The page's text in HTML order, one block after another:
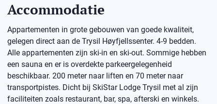
Accommodatie
Appartementen in grote gebouwen van goede kwaliteit,
gelegen direct aan de Trysil Høyfjellssenter. 4-9 bedden.
Alle appartementen zijn ski-in en ski-out. Sommige hebben
een sauna en er is overdekte parkeergelegenheid
beschikbaar. 200 meter naar liften en 70 meter naar
transportpistes. Dicht bij SkiStar Lodge Trysil met al zijn
faciliteiten zoals restaurant, bar, spa, afterski en winkels.